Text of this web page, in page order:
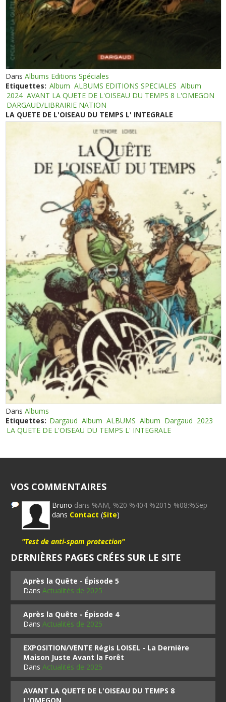
DansAlbums Editions Spéciales
Etiquettes: Album ALBUMS EDITIONS SPECIALES Album
2024 AVANT LA QUETE DE L'OISEAU DU TEMPS 8 L'OMEGON
DARGAUD/LIBRAIRIE NATION
LA QUETE DE L'OISEAU DU TEMPS L' INTEGRALE
DansAlbums
Etiquettes: Dargaud Album ALBUMS Album Dargaud 2023
LA QUETE DE L'OISEAU DU TEMPS L' INTEGRALE
VOS COMMENTAIRES
Bruno dans %AM, %20 %404 %2015 %08:%Sep
dans Contact (Site)
"Test de anti-spam protection"
DERNIÈRES PAGES CRÉES SUR LE SITE
Après la Quête - Épisode 5
DansActualités de 2025
Après la Quête - Épisode 4
DansActualités de 2025
EXPOSITION/VENTE Régis LOISEL - La Dernière
Maison Juste Avant la Forêt
DansActualités de 2025
AVANT LA QUETE DE L'OISEAU DU TEMPS 8